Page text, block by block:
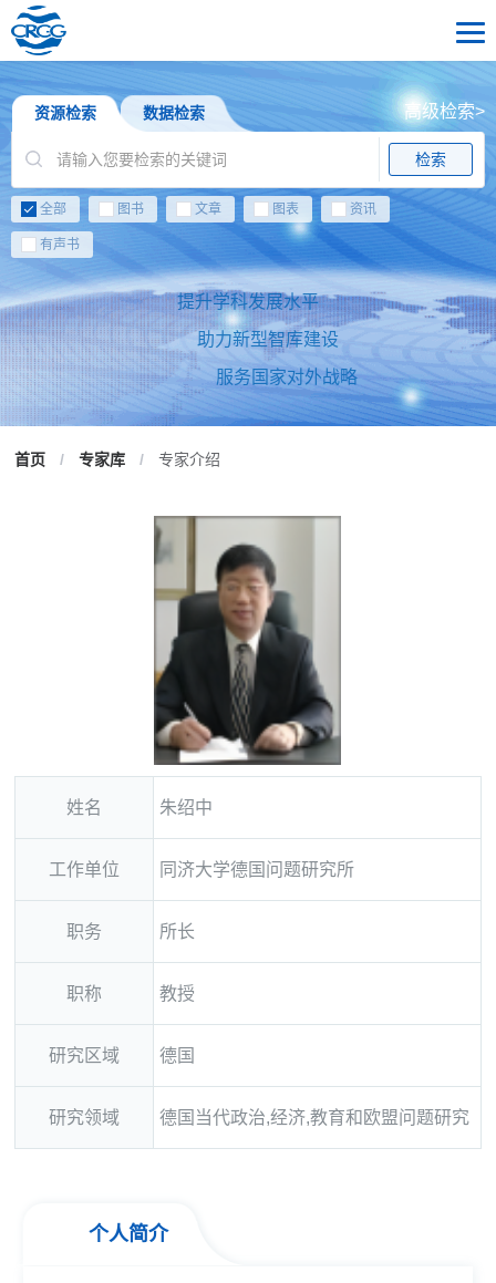
资源检索 数据检索
检索
高级检索>
全部 图书 文章 图表 资讯
有声书
提升学科发展水平
助力新型智库建设
服务国家对外战略
首页 / 专家库 / 专家介绍
姓名 朱绍中
工作单位 同济大学德国问题研究所
职务 所长
职称 教授
研究区域 德国
研究领域 德国当代政治,经济,教育和欧盟问题研究
个人简介